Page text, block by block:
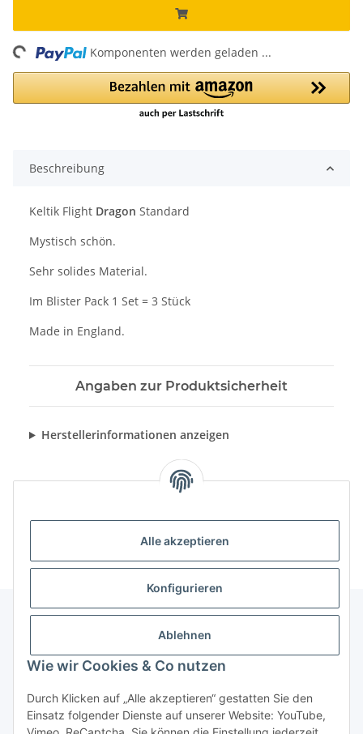
Alle akzeptieren
Konfigurieren
Ablehnen
Wie wir Cookies & Co nutzen
Durch Klicken auf „Alle akzeptieren“ gestatten Sie den
Einsatz folgender Dienste auf unserer Website: YouTube,
Komponenten werden geladen ...
Beschreibung
Keltik Flight Dragon Standard
Mystisch schön.
Sehr solides Material.
Im Blister Pack 1 Set = 3 Stück
Made in England.
Angaben zur Produktsicherheit
Herstellerinformationen anzeigen
Gesetzliche Informationen